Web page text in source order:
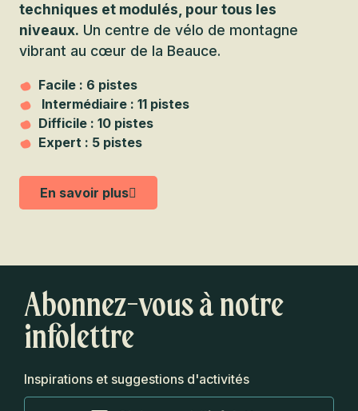
techniques et modulés, pour tous les
niveaux. Un centre de vélo de montagne
vibrant au cœur de la Beauce.
Facile : 6 pistes
Intermédiaire : 11 pistes
Difficile : 10 pistes
Expert : 5 pistes
En savoir plus
Abonnez-vous à notre
infolettre
Inspirations et suggestions d'activités